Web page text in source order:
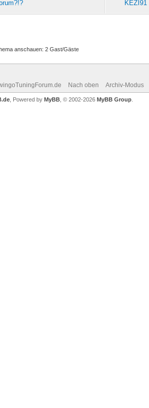
KEZI91
anschauen: 2 Gast/Gäste
Nach oben Archiv-Modus
, Powered by MyBB , © 2002-2026 MyBB Group